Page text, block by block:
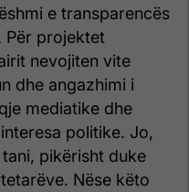
e transparencës
Për projektet
nevojiten vite
dhe angazhimi i
mediatike dhe
politike. Jo,
pikërisht duke
Nëse këto